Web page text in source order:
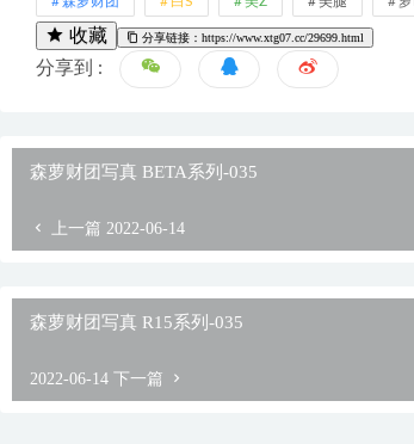
收藏 分享链接：https://www.xtg07.cc/29699.html
分享到 :
森萝财团写真 BETA系列-035
上一篇 2022-06-14
森萝财团写真 R15系列-035
2022-06-14 下一篇